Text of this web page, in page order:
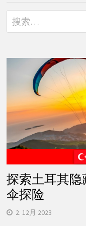
搜
索：
探索土耳其隐
伞探险
2. 12月 2023